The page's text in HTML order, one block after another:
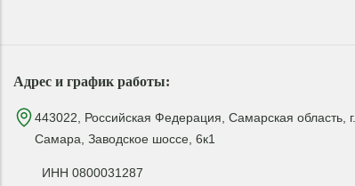
Адрес и график работы:
443022, Российская Федерация, Самарская область, г.
Самара, Заводское шоссе, 6к1
ИНН 0800031287